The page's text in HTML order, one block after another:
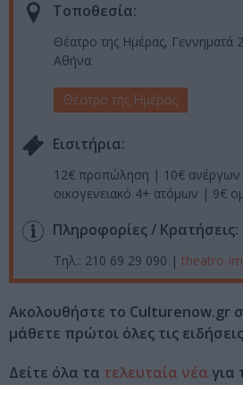
Τοποθεσία:
Θέατρο της Ημέρας, Γεννηματά
Αθήνα
Θέατρο της Ημέρας
Eισιτήρια:
12€ προπώληση | 10€
οικογενειακό 4+ ατόμων | 9€
Πληροφορίες / Κρατήσεις:
Τηλ.: 210 69 29 090 | theatro-
Ακολουθήστε το Culturenow.gr
μάθετε πρώτοι όλες τις ειδήσεις
Δείτε όλα τα τελευταία νέα για